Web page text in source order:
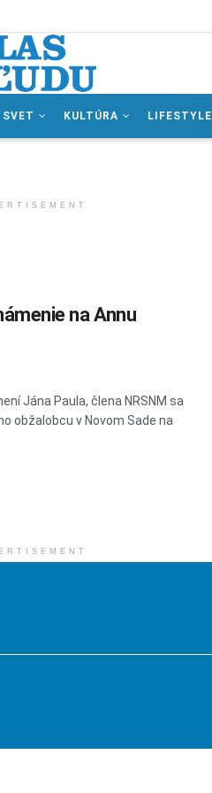
SVET KULTÚRA LIFESTYLE
na Annu
Jána Paula, člena NRSNM sa
obžalobcu v Novom Sade na